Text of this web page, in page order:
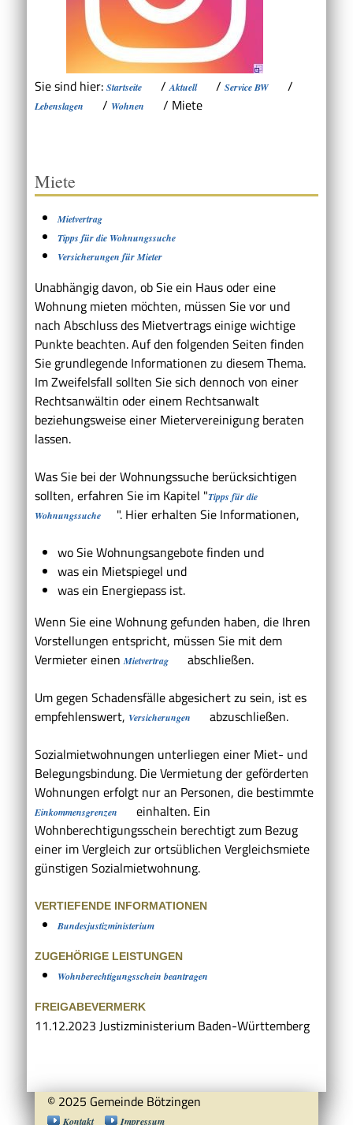
Sie sind hier: Startseite /Aktuell / Service BW /
Lebenslagen / Wohnen / Miete
Miete
Mietvertrag
Tipps für die Wohnungssuche
Versicherungen für Mieter
Unabhängig davon, ob Sie ein Haus oder eine
Wohnung mieten möchten, müssen Sie vor und
nach Abschluss des Mietvertrags einige wichtige
Punkte beachten. Auf den folgenden Seiten finden
Sie grundlegende Informationen zu diesem Thema.
Im Zweifelsfall sollten Sie sich dennoch von einer
Rechtsanwältin oder einem Rechtsanwalt
beziehungsweise einer Mietervereinigung beraten
lassen.
Was Sie bei der Wohnungssuche berücksichtigen
sollten, erfahren Sie im Kapitel "Tipps für die
Wohnungssuche
". Hier erhalten Sie Informationen,
wo Sie Wohnungsangebote finden und
was ein Mietspiegel und
was ein Energiepass ist.
Wenn Sie eine Wohnung gefunden haben, die Ihren
Vorstellungen entspricht, müssen Sie mit dem
Vermieter einenMietvertrag
abschließen.
Um gegen Schadensfälle abgesichert zu sein, ist es
empfehlenswert, Versicherungen
abzuschließen.
Sozialmietwohnungen unterliegen einer Miet- und
Belegungsbindung. Die Vermietung der geförderten
Wohnungen erfolgt nur an Personen, die bestimmte
Einkommensgrenzen
einhalten. Ein
Wohnberechtigungsschein berechtigt zum Bezug
einer im Vergleich zur ortsüblichen Vergleichsmiete
günstigen Sozialmietwohnung.
VERTIEFENDE INFORMATIONEN
Bundesjustizministerium
ZUGEHÖRIGE LEISTUNGEN
Wohnberechtigungsschein beantragen
FREIGABEVERMERK
11.12.2023 Justizministerium Baden-Württemberg
© 2025 Gemeinde Bötzingen
Kontakt Impressum